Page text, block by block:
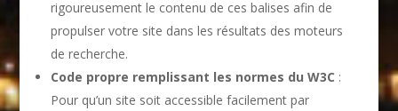
rigoureusement le contenu de ces balises afin de
propulser votre site dans les résultats des moteurs
de recherche.
Code propre remplissant les normes du W3C :
Pour qu’un site soit accessible facilement par